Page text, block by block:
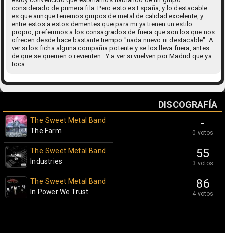
considerado de primera fila. Pero esto es España, y lo destacable
es que aunque tenemos grupos de metal de calidad excelente, y
entre estos a estos dementes que para mi ya tienen un estilo
propio, preferimos a los consagrados de fuera que son los que nos
ofrecen desde hace bastante tiempo "nada nuevo ni destacable". A
ver si los ficha alguna compañia potente y se los lleva fuera, antes
de que se quemen o revienten . Y a ver si vuelven por Madrid que ya
toca.
DISCOGRAFÍA
-
0 votos
The Sweet Metal Band
The Farm
55
3 votos
The Sweet Metal Band
Industries
86
4 votos
The Sweet Metal Band
In Power We Trust